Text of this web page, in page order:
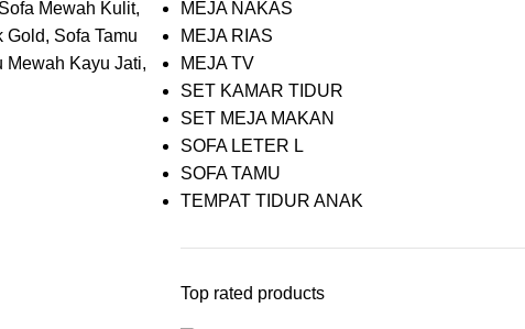
Mewah Kulit,
Sofa Tamu
Mewah Kayu Jati,
MEJA NAKAS
MEJA RIAS
MEJA TV
SET KAMAR TIDUR
SET MEJA MAKAN
SOFA LETER L
SOFA TAMU
TEMPAT TIDUR ANAK
Top rated products